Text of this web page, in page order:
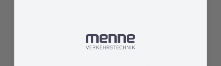
konform mit der Straßenverkehrsordnung sind, und
einen umfassenden Support. Die Produktvielfalt und